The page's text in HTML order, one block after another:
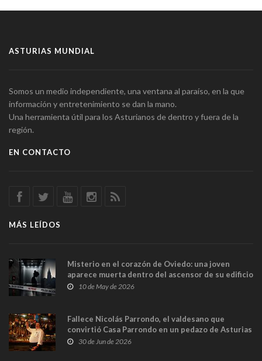
ASTURIAS MUNDIAL
Somos un medio independiente, una ventana al paraíso, en la que
información y entretenimiento se dan la mano.
Una herramienta útil para los Asturianos de dentro y fuera de la
región.
EN CONTACTO
MÁS LEÍDOS
Misterio en el corazón de Oviedo: una joven
aparece muerta dentro del ascensor de su edificio
y las cámaras captan sus últimos minutos
10 de May de 2026
Fallece Nicolás Parrondo, el valdesano que
convirtió Casa Parrondo en un pedazo de Asturias
en Madrid
30 de Jun de 2026